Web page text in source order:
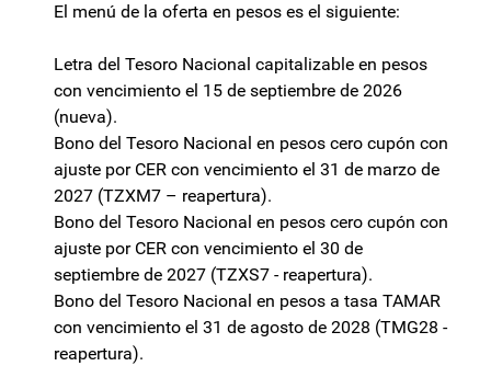
El menú de la oferta en pesos es el siguiente:
Letra del Tesoro Nacional capitalizable en pesos
con vencimiento el 15 de septiembre de 2026
(nueva).
Bono del Tesoro Nacional en pesos cero cupón con
ajuste por CER con vencimiento el 31 de marzo de
2027 (TZXM7 – reapertura).
Bono del Tesoro Nacional en pesos cero cupón con
ajuste por CER con vencimiento el 30 de
septiembre de 2027 (TZXS7 - reapertura).
Bono del Tesoro Nacional en pesos a tasa TAMAR
con vencimiento el 31 de agosto de 2028 (TMG28 -
reapertura).